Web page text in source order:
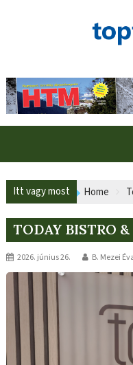
Itt vagy most Home
TODAY BISTRO &
2026. június 26. B. Mezei